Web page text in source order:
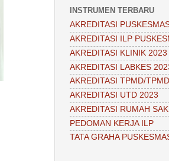
INSTRUMEN TERBARU
AKREDITASI
AKREDITASI ILP
AKREDITASI KLINIK 2023
AKREDITASI LABKES
AKREDITASI TPMD/
AKREDITASI UTD 2023
AKREDITASI RUMAH
PEDOMAN KERJA ILP
TATA GRAHA